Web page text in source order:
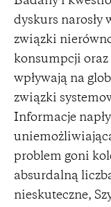
dyskurs narosły
związki
konsumpcji
wpływają na
związki
Informacje
problem goni
absurdalną
nieskuteczne,